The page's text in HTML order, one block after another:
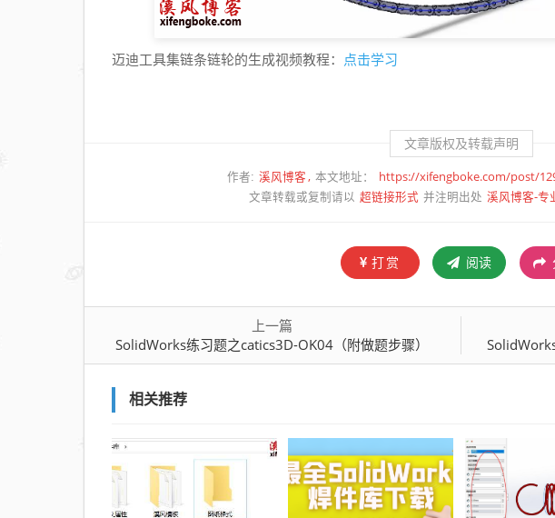
迈迪工具集链条链轮的生成视频教程： 点击学习
文章版权及转载声明
作者: 溪风博客 本文地址： https://xifengboke.com/post/
文章转载或复制请以 超链接形式 并注明出处 溪风博客-专
打赏 阅读
上一篇
SolidWorks练习题之catics3D-OK04（附做题步骤）
相关推荐